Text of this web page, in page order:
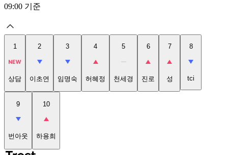
09:00 기준
1
상담
2
이초연
3
임명숙
4
허혜정
5
천세경
6
진로
7
성
8
tci
9
번아웃
10
하용희